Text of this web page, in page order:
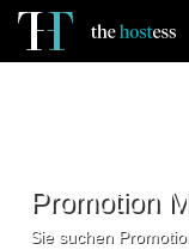
Promotion
Sie suchen